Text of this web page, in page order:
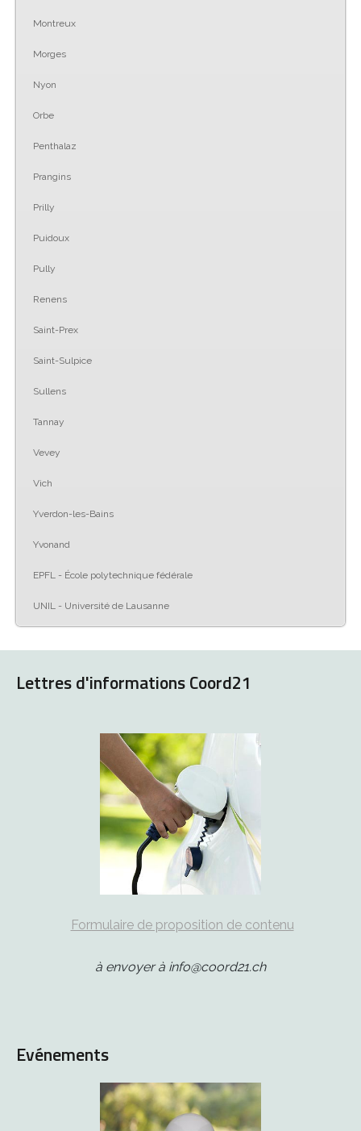
Montreux
Morges
Nyon
Orbe
Penthalaz
Prangins
Prilly
Puidoux
Pully
Renens
Saint-Prex
Saint-Sulpice
Sullens
Tannay
Vevey
Vich
Yverdon-les-Bains
Yvonand
EPFL - École polytechnique fédérale
UNIL - Université de Lausanne
Lettres d'informations Coord21
Formulaire de proposition de contenu
à envoyer à info@coord21.ch
Evénements